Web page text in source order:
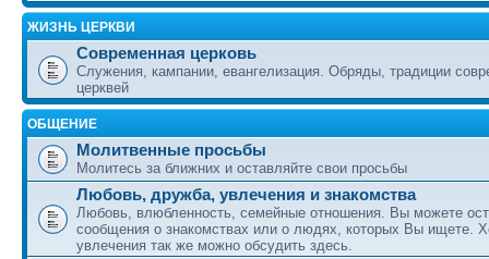
ЖИЗНЬ ЦЕРКВИ
Современная церковь
Служения, кампании, евангелизация. Обряды, традиции
церквей
ОБЩЕНИЕ
Молитвенные просьбы
Молитесь за ближних и оставляйте свои просьбы
Любовь, дружба, увлечения и знакомства
Любовь, влюбленность, семейные отношения. Вы можете
сообщения о знакомствах или о людях, которых Вы ищете.
увлечения так же можно обсудить здесь.